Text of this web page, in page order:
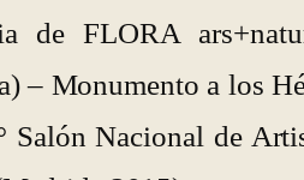
de FLORA
– Monumento a los
Salón Nacional de